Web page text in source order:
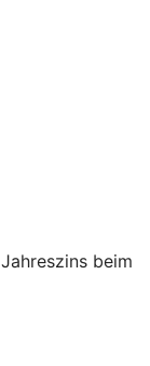
beim